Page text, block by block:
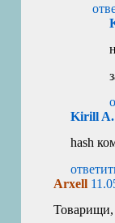
Kirill
hash
Arxell
Товарищи,